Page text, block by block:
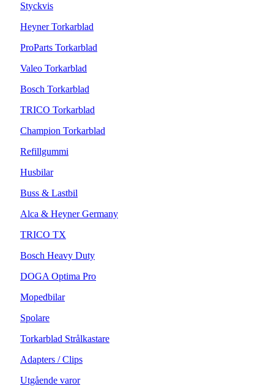
Styckvis
Heyner Torkarblad
ProParts Torkarblad
Valeo Torkarblad
Bosch Torkarblad
TRICO Torkarblad
Champion Torkarblad
Refillgummi
Husbilar
Buss & Lastbil
Alca & Heyner Germany
TRICO TX
Bosch Heavy Duty
DOGA Optima Pro
Mopedbilar
Spolare
Torkarblad Strålkastare
Adapters / Clips
Utgående varor